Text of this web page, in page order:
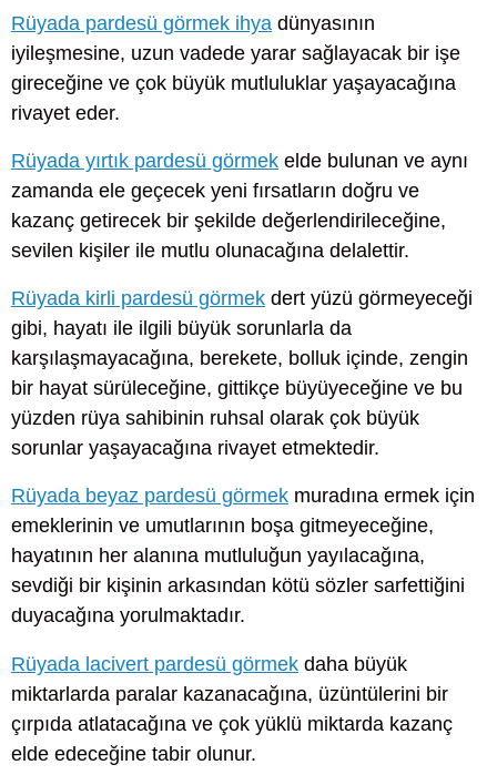
Rüyada pardesü görmek ihya dünyasının
iyileşmesine, uzun vadede yarar sağlayacak bir işe
gireceğine ve çok büyük mutluluklar yaşayacağına
rivayet eder.
Rüyada yırtık pardesü görmek elde bulunan ve aynı
zamanda ele geçecek yeni fırsatların doğru ve
kazanç getirecek bir şekilde değerlendirileceğine,
sevilen kişiler ile mutlu olunacağına delalettir.
Rüyada kirli pardesü görmek dert yüzü görmeyeceği
gibi, hayatı ile ilgili büyük sorunlarla da
karşılaşmayacağına, berekete, bolluk içinde, zengin
bir hayat sürüleceğine, gittikçe büyüyeceğine ve bu
yüzden rüya sahibinin ruhsal olarak çok büyük
sorunlar yaşayacağına rivayet etmektedir.
Rüyada beyaz pardesü görmek muradına ermek için
emeklerinin ve umutlarının boşa gitmeyeceğine,
hayatının her alanına mutluluğun yayılacağına,
sevdiği bir kişinin arkasından kötü sözler sarfettiğini
duyacağına yorulmaktadır.
Rüyada lacivert pardesü görmek daha büyük
miktarlarda paralar kazanacağına, üzüntülerini bir
çırpıda atlatacağına ve çok yüklü miktarda kazanç
elde edeceğine tabir olunur.